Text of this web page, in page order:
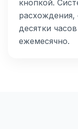
кнопкой.
расхождения,
десятки
ежемесячно.